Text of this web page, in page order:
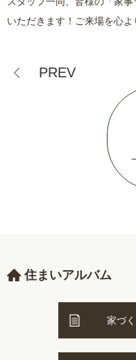
いただきます！ご来場を心よ
PREV
住まいアルバム
家づ